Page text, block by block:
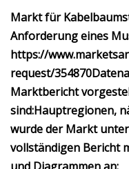
Markt für
Anforderung eines
https://
request/354870
Marktbericht
sind:Hauptregionen,
wurde der Markt
vollständigen Bericht